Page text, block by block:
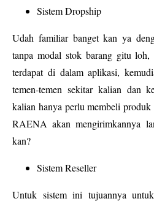
Sistem Dropship
Udah familiar banget kan ya
tanpa modal stok barang gitu
terdapat di dalam aplikasi,
temen-temen sekitar kalian dan
kalian hanya perlu membeli
RAENA akan mengirimkannya
kan?
Sistem Reseller
Untuk sistem ini tujuannya